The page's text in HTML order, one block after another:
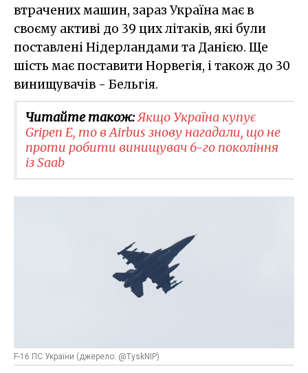
втрачених машин, зараз Україна має в
своєму активі до 39 цих літаків, які були
поставлені Нідерландами та Данією. Ще
шість має поставити Норвегія, і також до 30
винищувачів - Бельгія.
Читайте також:Якщо Україна купує
Gripen E, то в Airbus знову нагадали, що не
проти робити винищувач 6-го покоління
із Saab
F-16 ПС України (джерело: @TyskNIP)